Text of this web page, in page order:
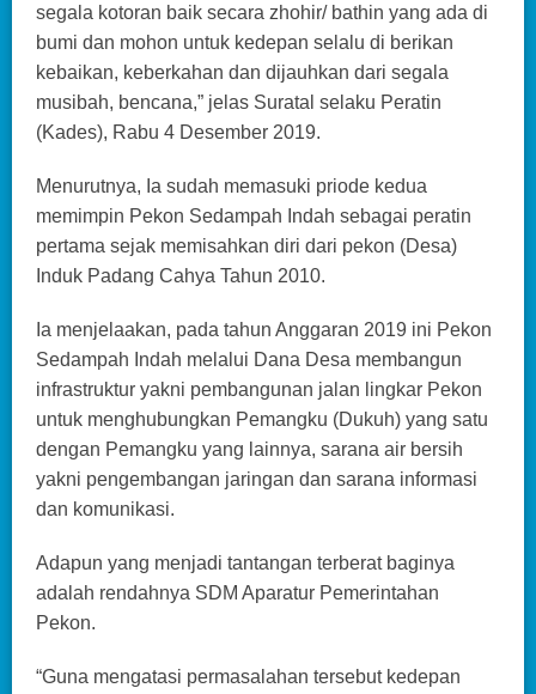
segala kotoran baik secara zhohir/ bathin yang ada di
bumi dan mohon untuk kedepan selalu di berikan
kebaikan, keberkahan dan dijauhkan dari segala
musibah, bencana,” jelas Suratal selaku Peratin
(Kades), Rabu 4 Desember 2019.
Menurutnya, Ia sudah memasuki priode kedua
memimpin Pekon Sedampah Indah sebagai peratin
pertama sejak memisahkan diri dari pekon (Desa)
Induk Padang Cahya Tahun 2010.
Ia menjelaakan, pada tahun Anggaran 2019 ini Pekon
Sedampah Indah melalui Dana Desa membangun
infrastruktur yakni pembangunan jalan lingkar Pekon
untuk menghubungkan Pemangku (Dukuh) yang satu
dengan Pemangku yang lainnya, sarana air bersih
yakni pengembangan jaringan dan sarana informasi
dan komunikasi.
Adapun yang menjadi tantangan terberat baginya
adalah rendahnya SDM Aparatur Pemerintahan
Pekon.
“Guna mengatasi permasalahan tersebut kedepan